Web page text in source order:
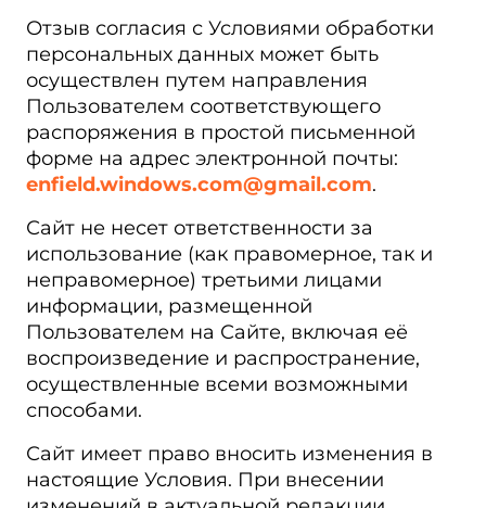
Отзыв согласия с Условиями обработки
персональных данных может быть
осуществлен путем направления
Пользователем соответствующего
распоряжения в простой письменной
форме на адрес электронной почты:
enfield.windows.com@gmail.com.
Сайт не несет ответственности за
использование (как правомерное, так и
неправомерное) третьими лицами
информации, размещенной
Пользователем на Сайте, включая её
воспроизведение и распространение,
осуществленные всеми возможными
способами.
Сайт имеет право вносить изменения в
настоящие Условия. При внесении